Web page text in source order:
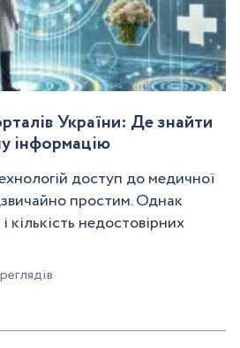
України: Де знайти
інформацію
доступ до медичної
простим. Однак
кількість недостовірних